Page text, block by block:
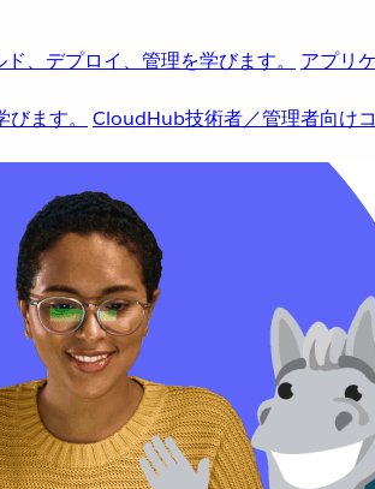
、デプロイ、管理を学びます。 アプリ
ます。 CloudHub技術者／管理者向け